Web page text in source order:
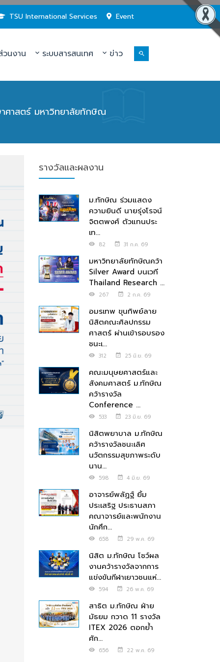
TSU International Services Event
นงาน ระบบสารสนเทศ ข่าว
ศาสตร์ มหาวิทยาลัยทักษิณ
รางวัลและผลงาน
ม.ทักษิณ ร่วมแสดง
ความยินดี นายรุ่งโรจน์
จิตตพงศ์ ตัวแทนประ
เท...
82 31 ก.ค. 69
มหาวิทยาลัยทักษิณคว้า
Silver Award บนเวที
Thailand Research ...
267 2 ก.ค. 69
อมรเทพ ขุนทิพย์ลาย
นิสิตคณะศิลปกรรม
ศาสตร์ ผ่านเข้ารอบรอง
ชนะเ...
312 25 มิ.ย. 69
คณะมนุษยศาสตร์และ
สังคมศาสตร์ ม.ทักษิณ
คว้ารางวัล
Conference ...
533 23 มิ.ย. 69
นิสิตพยาบาล ม.ทักษิณ
คว้ารางวัลชนะเลิศ
นวัตกรรมสุขภาพระดับ
นาน...
598 4 มิ.ย. 69
อาจารย์พลัฏฐ์ ยิ้ม
ประเสริฐ ประธานสภา
คณาจารย์และพนักงาน
นักศึก...
658 29 พ.ค. 69
นิสิต ม.ทักษิณ โชว์ผล
งานคว้ารางวัลจากการ
แข่งขันกีฬาเยาวชนแห่...
594 26 พ.ค. 69
สาธิต ม.ทักษิณ ฝ่าย
มัธยม กวาด 11 รางวัล
ITEX 2026 ตอกย้ำ
ศัก...
656 22 พ.ค. 69